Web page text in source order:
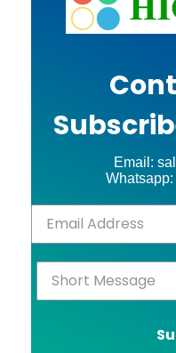
Email: